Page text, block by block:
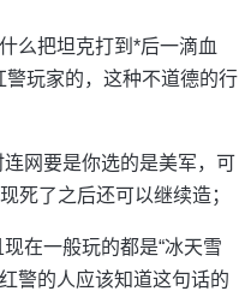
么把坦克打到*后一滴血
玩家的，这种不道德的行
网要是你选的是美军，可
死了之后还可以继续造；
在一般玩的都是“冰天雪
警的人应该知道这句话的